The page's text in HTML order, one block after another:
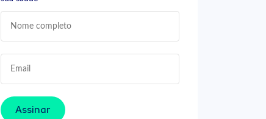
Assinar